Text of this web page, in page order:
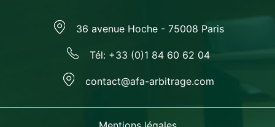
36 avenue Hoche - 75008 Paris
Tél: +33 (0)1 84 60 62 04
contact@afa-arbitrage.com